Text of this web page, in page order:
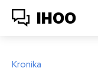
IHOO
Kronika